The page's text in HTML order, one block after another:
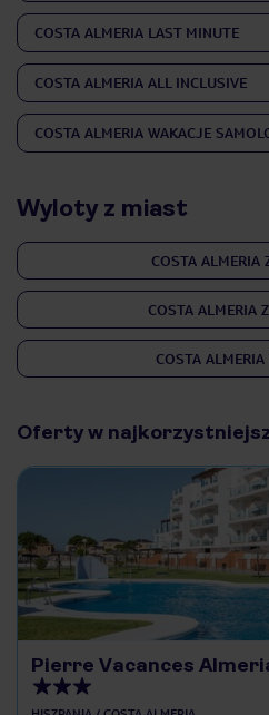
COSTA ALMERIA LAST MINUTE
COSTA ALMERIA ALL INCLUSIVE
COSTA ALMERIA WAKACJE
Wyloty z miast
COSTA ALMERIA
COSTA ALMERIA
COSTA ALMERIA
Oferty w
Pierre Vacances